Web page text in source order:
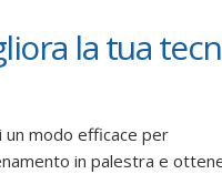
la tua
un modo efficace per
in palestra e